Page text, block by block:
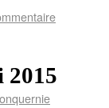
2015